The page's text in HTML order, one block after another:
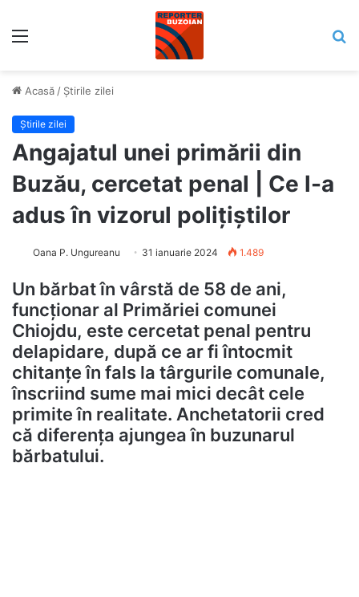
Acasă / Știrile zilei
Știrile zilei
Angajatul unei primării din
Buzău, cercetat penal | Ce l-a
adus în vizorul polițiștilor
Oana P. Ungureanu 31 ianuarie 2024 1.489
Un bărbat în vârstă de 58 de ani,
funcționar al Primăriei comunei
Chiojdu, este cercetat penal pentru
delapidare, după ce ar fi întocmit
chitanțe în fals la târgurile comunale,
înscriind sume mai mici decât cele
primite în realitate. Anchetatorii cred
că diferența ajungea în buzunarul
bărbatului.